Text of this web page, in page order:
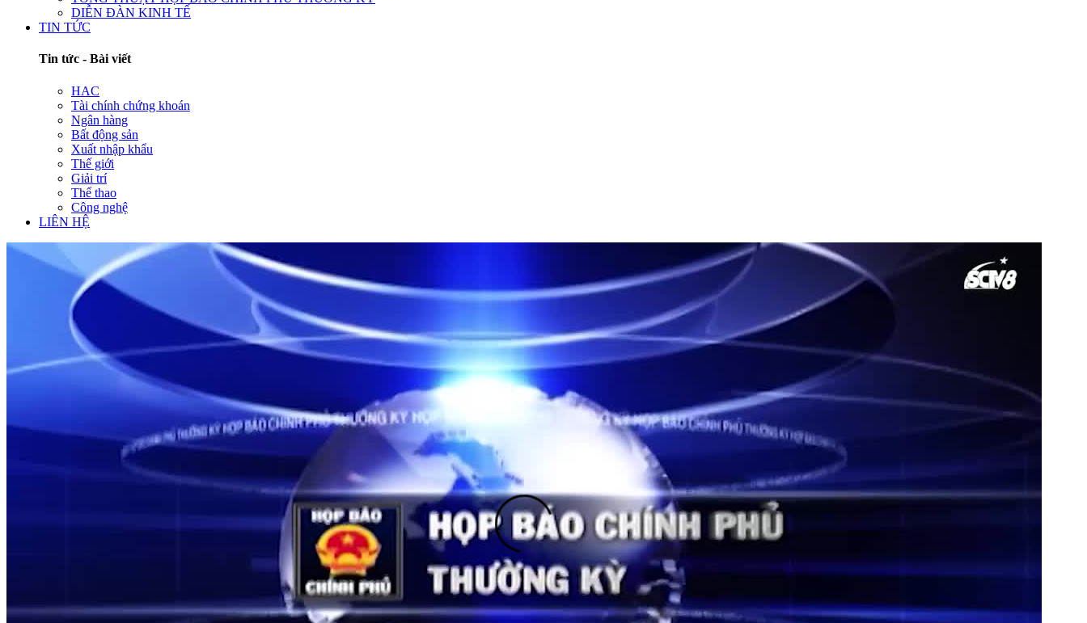
DIỄN ĐÀN KINH TẾ
TIN TỨC
Tin tức - Bài viết
HAC
Tài chính chứng khoán
Ngân hàng
Bất động sản
Xuất nhập khẩu
Thế giới
Giải trí
Thể thao
Công nghệ
LIÊN HỆ
LUẬT SƯ DOANH NGHIỆP